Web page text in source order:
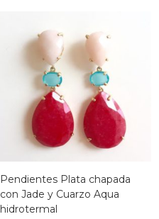
Pendientes Plata chapada
con Jade y Cuarzo Aqua
hidrotermal